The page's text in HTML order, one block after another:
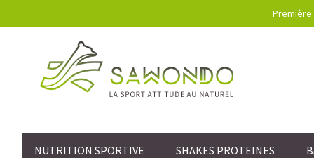
Première
NUTRITION SPORTIVE SHAKES PROTEINES